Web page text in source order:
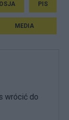
PIS
MEDIA
wrócić do